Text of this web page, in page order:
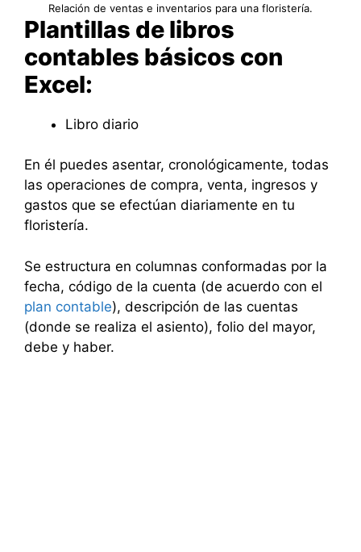
Relación de ventas e inventarios para una floristería.
Plantillas de libros
contables básicos con
Excel:
Libro diario
En él puedes asentar, cronológicamente, todas
las operaciones de compra, venta, ingresos y
gastos que se efectúan diariamente en tu
floristería.
Se estructura en columnas conformadas por la
fecha, código de la cuenta (de acuerdo con el
plan contable), descripción de las cuentas
(donde se realiza el asiento), folio del mayor,
debe y haber.